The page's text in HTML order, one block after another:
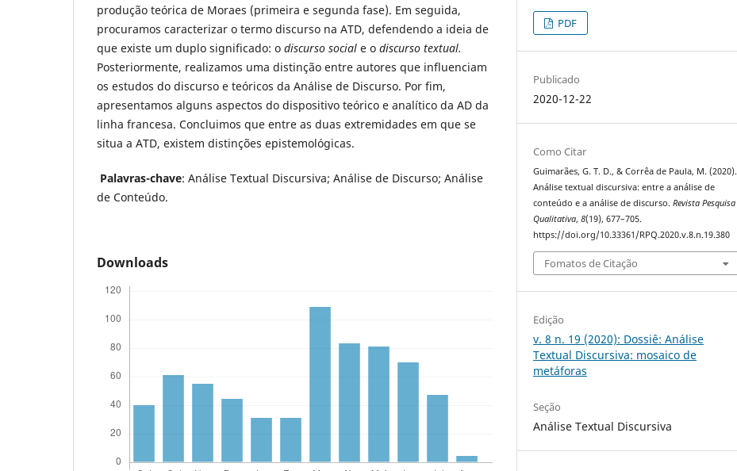
produção teórica de Moraes (primeira e segunda fase). Em seguida,
procuramos caracterizar o termo discurso na ATD, defendendo a ideia de
que existe um duplo significado: o discurso social e o discurso textual.
Posteriormente, realizamos uma distinção entre autores que influenciam
os estudos do discurso e teóricos da Análise de Discurso. Por fim,
apresentamos alguns aspectos do dispositivo teórico e analítico da AD da
linha francesa. Concluimos que entre as duas extremidades em que se
situa a ATD, existem distinções epistemológicas.
Palavras-chave: Análise Textual Discursiva; Análise de Discurso; Análise
de Conteúdo.
Downloads
PDF
Publicado
2020-12-22
Como Citar
Guimarães, G. T. D., & Corrêa de Paula, M. (2020).
Análise textual discursiva: entre a análise de
conteúdo e a análise de discurso.Revista Pesquisa
Qualitativa,8(19), 677–705.
https://doi.org/10.33361/RPQ.2020.v.8.n.19.380
Fomatos de Citação
Edição
v. 8 n. 19 (2020): Dossiê: Análise
Textual Discursiva: mosaico de
metáforas
Seção
Análise Textual Discursiva